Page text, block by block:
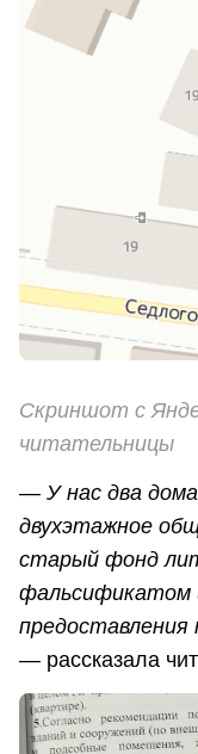
Скриншот с
читательницы
— У нас два
двухэтажное
старый фонд
фальсификатом
предоставления
— рассказала